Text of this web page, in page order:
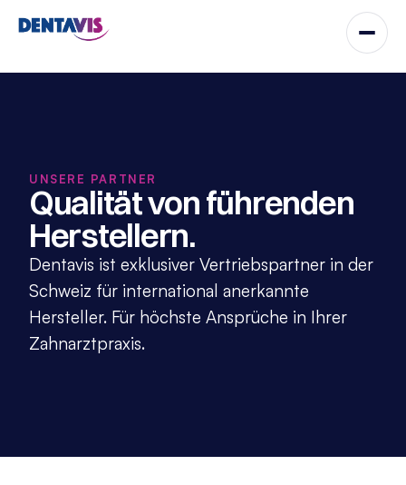
UNSERE PARTNER
Qualität von führenden
Herstellern.
Dentavis ist exklusiver Vertriebspartner in der
Schweiz für international anerkannte
Hersteller. Für höchste Ansprüche in Ihrer
Zahnarztpraxis.